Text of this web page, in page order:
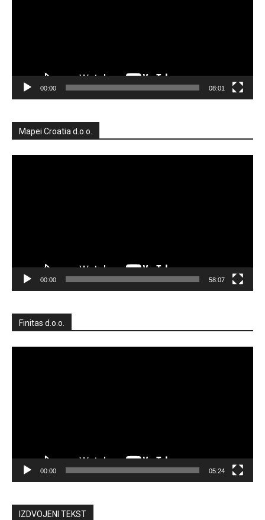
00:00 08:01
Mapei Croatia d.o.o.
00:00 58:07
Finitas d.o.o.
00:00 05:24
IZDVOJENI TEKST